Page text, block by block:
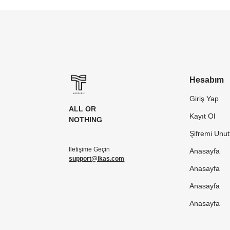
ALL OR
NOTHING
İletişime Geçin
support@ikas.com
Hesabım
Giriş Yap
Kayıt Ol
Şifremi
Anasayfa
Anasayfa
Anasayfa
Anasayfa